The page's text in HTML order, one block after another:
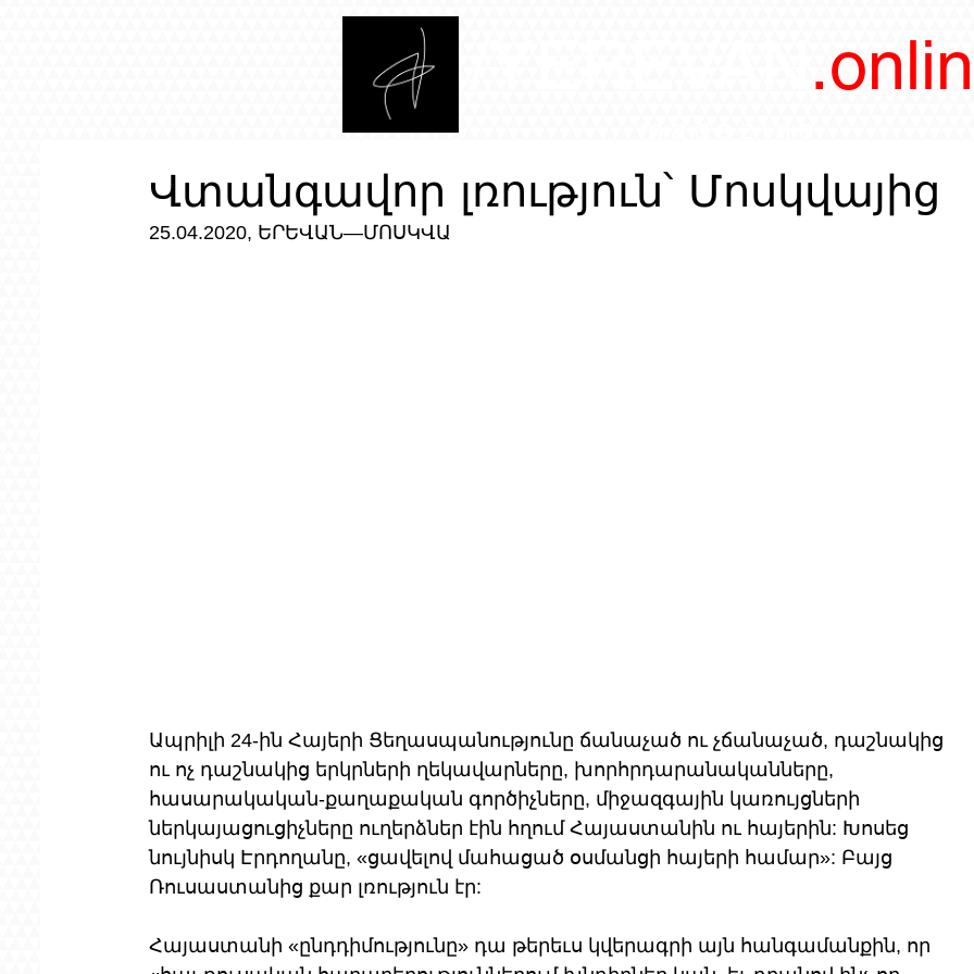
Վտանգավոր լռություն՝ Մոսկվայից
25.04.2020, ԵՐԵՎԱՆ—ՄՈՍԿՎԱ
Ապրիլի 24-ին Հայերի Ցեղասպանությունը ճանաչած ու չճանաչած, դաշնակից
ու ոչ դաշնակից երկրների ղեկավարները, խորհրդարանականները,
հասարակական-քաղաքական գործիչները, միջազգային կառույցների
ներկայացուցիչները ուղերձներ էին հղում Հայաստանին ու հայերին: Խոսեց
նույնիսկ Էրդողանը, «ցավելով մահացած օսմանցի հայերի համար»: Բայց
Ռուսաստանից քար լռություն էր:
Հայաստանի «ընդդիմությունը» դա թերեւս կվերագրի այն հանգամանքին, որ